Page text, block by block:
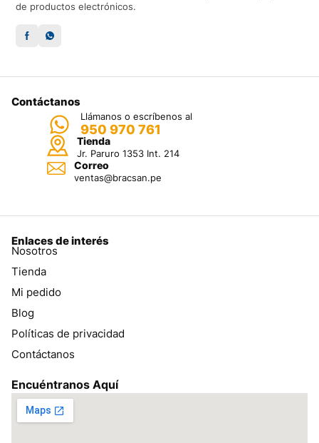
de productos electrónicos.
Contáctanos
Llámanos o escríbenos al
950 970 761
Tienda
Jr. Paruro 1353 Int. 214
Correo
ventas@bracsan.pe
Enlaces de interés
Nosotros
Tienda
Mi pedido
Blog
Políticas de privacidad
Contáctanos
Encuéntranos Aquí